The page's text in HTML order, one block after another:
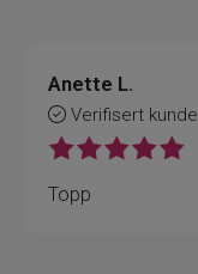
Anette L.
Verifisert kunde
Topp